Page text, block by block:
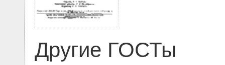
Другие ГОСТы